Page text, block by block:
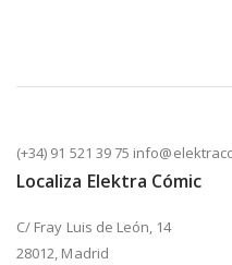
(+34) 91 521 39 75
Localiza Elektra Cómic
C/ Fray Luis de León, 14
28012, Madrid